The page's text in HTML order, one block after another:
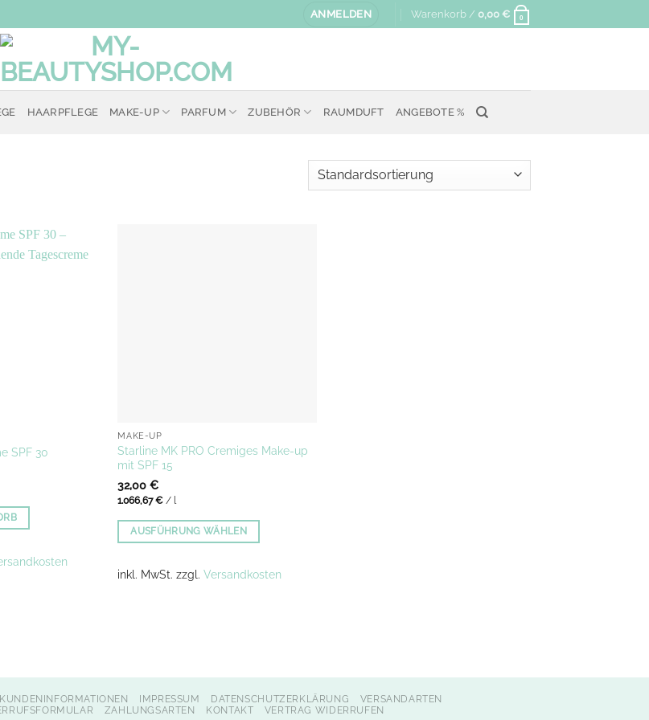
ANMELDEN Warenkorb / 0,00 € 0
HAARPFLEGE MAKE-UP PARFUM ZUBEHÖR RAUMDUFT ANGEBOTE %
SPF 30
MAKE-UP
Starline MK PRO Cremiges Make-up
mit SPF 15
32,00€
1.066,67€ / l
AUSFÜHRUNG WÄHLEN
Produkt
Optionen
können
inkl. MwSt. zzgl.Versandkosten
IMPRESSUM DATENSCHUTZERKLÄRUNG
VERSANDARTEN
ZAHLUNGSARTEN KONTAKT VERTRAG WIDERRUFEN